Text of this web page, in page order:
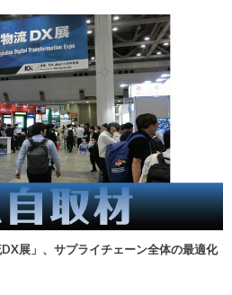
DX展」、サプライチェーン全体の最適化